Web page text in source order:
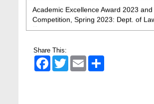
Jun 4, 2023
Jan 4, 2026
Share This:
FacebookTwitter Email